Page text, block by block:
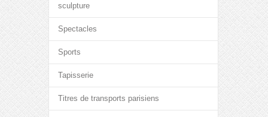
sculpture
Spectacles
Sports
Tapisserie
Titres de transports parisiens